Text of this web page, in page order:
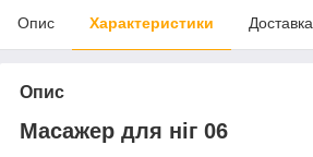
Опис Характеристики Доставка
Опис
Масажер для ніг 06